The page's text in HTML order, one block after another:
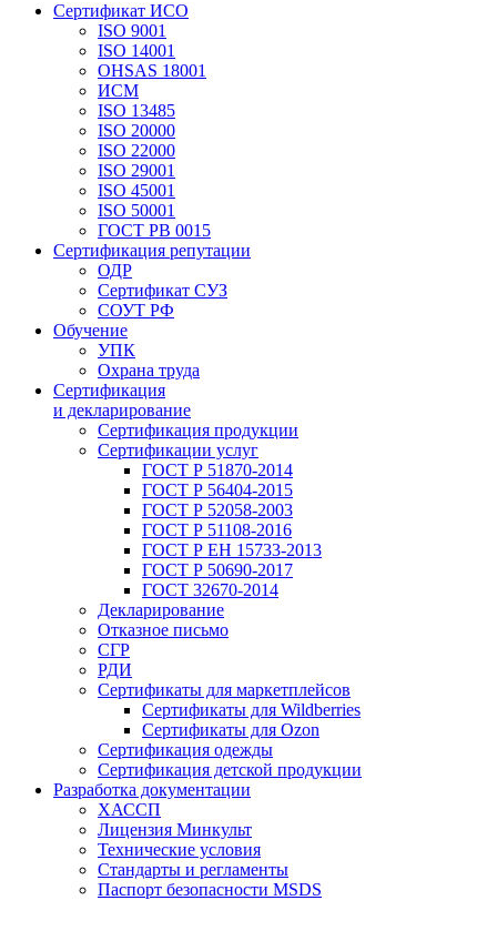
Сертификат ИСО
ISO 9001
ISO 14001
OHSAS 18001
ИСМ
ISO 13485
ISO 20000
ISO 22000
ISO 29001
ISO 45001
ISO 50001
ГОСТ РВ 0015
Сертификация репутации
ОДР
Сертификат СУЗ
СОУТ РФ
Обучение
УПК
Охрана труда
Сертификация
и декларирование
Сертификация продукции
Сертификации услуг
ГОСТ Р 51870-2014
ГОСТ Р 56404-2015
ГОСТ Р 52058-2003
ГОСТ Р 51108-2016
ГОСТ Р ЕН 15733-2013
ГОСТ Р 50690-2017
ГОСТ 32670-2014
Декларирование
Отказное письмо
СГР
РДИ
Сертификаты для маркетплейсов
Сертификаты для Wildberries
Сертификаты для Ozon
Сертификация одежды
Сертификация детской продукции
Разработка документации
ХАССП
Лицензия Минкульт
Технические условия
Стандарты и регламенты
Паспорт безопасности MSDS